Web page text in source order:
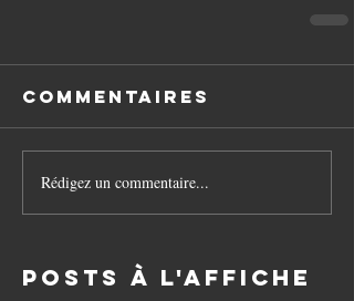
Commentaires
Rédigez un commentaire...
Posts à l'affiche